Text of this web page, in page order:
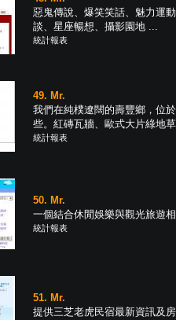
惡鬼傳說、爆笑笑話、魅力運
談、星座暢想、攝影園地 ...
統計報表
49. Mr.
我們在純樸遼闊的壽豐鄉，位
些。紅磚瓦牆、歐式大片綠地
統計報表
50. Mr.
一個結合休閒娛樂與觀光旅遊
統計報表
51. Mr.
提供三芝老虎民宿最新資訊及